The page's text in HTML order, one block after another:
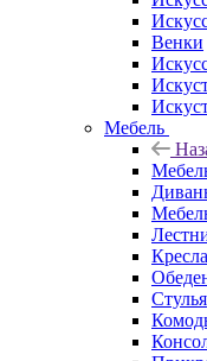
Венки
Мебель
Кресла
Стулья